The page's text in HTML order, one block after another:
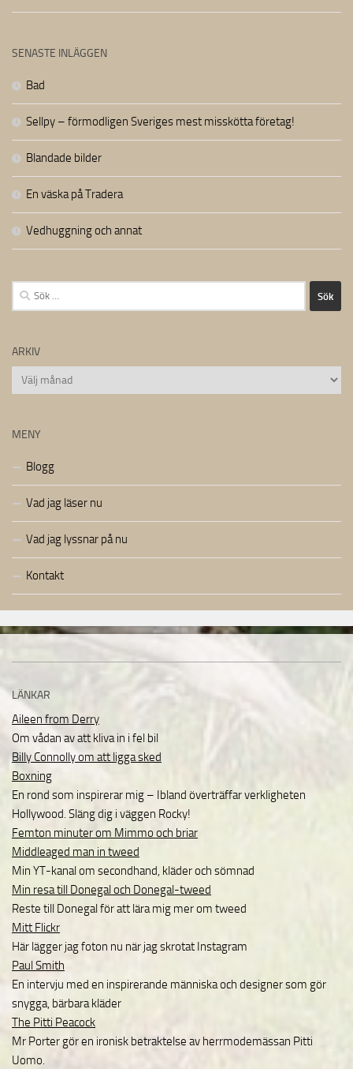
SENASTE INLÄGGEN
Bad
Sellpy – förmodligen Sveriges mest misskötta företag!
Blandade bilder
En väska på Tradera
Vedhuggning och annat
Sök
efter:
ARKIV
Arkiv
MENY
Blogg
Vad jag läser nu
Vad jag lyssnar på nu
Kontakt
LÄNKAR
Aileen from Derry
Om vådan av att kliva in i fel bil
Billy Connolly om att ligga sked
Boxning
En rond som inspirerar mig – Ibland överträffar verkligheten
Hollywood. Släng dig i väggen Rocky!
Femton minuter om Mimmo och briar
Middleaged man in tweed
Min YT-kanal om secondhand, kläder och sömnad
Min resa till Donegal och Donegal-tweed
Reste till Donegal för att lära mig mer om tweed
Mitt Flickr
Här lägger jag foton nu när jag skrotat Instagram
Paul Smith
En intervju med en inspirerande människa och designer som gör
snygga, bärbara kläder
The Pitti Peacock
Mr Porter gör en ironisk betraktelse av herrmodemässan Pitti
Uomo.